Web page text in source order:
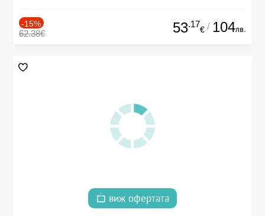
-15%
62.38€ 53.17
€ / 104лв.
виж офертата